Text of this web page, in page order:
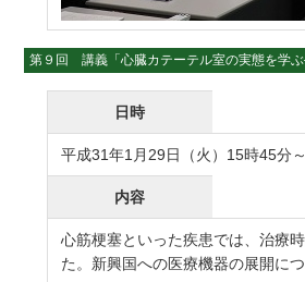
第９回 講義「心臓カテーテル室の実態を学
日時
平成31年1月29日（火）15時45分
内容
心筋梗塞といった疾患では、治療
た。新興国への医療機器の展開に